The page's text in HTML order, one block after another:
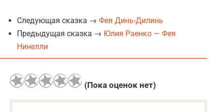
Следующая сказка → Фея Динь-Дилинь
Предыдущая сказка → Юлия Раенко — Фея
Нинелли
(Пока оценок нет)